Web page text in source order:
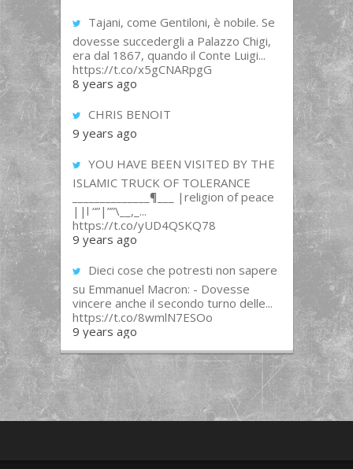
Tajani, come Gentiloni, è nobile. Se
dovesse succedergli a Palazzo Chigi,
era dal 1867, quando il Conte Luigi...
https://t.co/x5gCNARpgG
8 years ago
CHRIS BENOIT
9 years ago
YOU HAVE BEEN VISITED BY THE
ISLAMIC TRUCK OF TOLERANCE
______________¶___ |religion of peace
||l “”|””\__,_...
https://t.co/yUD4QSKQ78
9 years ago
Dieci cose che potresti non sapere
su Emmanuel Macron: - Dovesse
vincere anche il secondo turno delle...
https://t.co/8wmlN7ESOo
9 years ago